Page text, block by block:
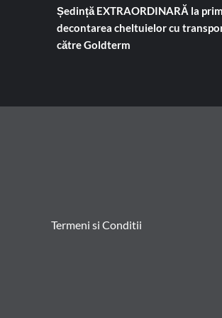
Ședință EXTRAORDINARĂ la
decontarea cheltuielor cu
către Goldterm
Termeni si Conditii